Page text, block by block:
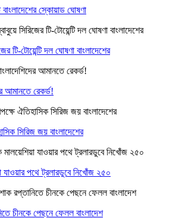
বাংলাদেশের স্কোয়াড ঘোষণা
টি-টোয়েন্টি দল ঘোষণা বাংলাদেশের
আমানতে রেকর্ড!
সিরিজ জয় বাংলাদেশের
যাওয়ার পথে ট্রলারডুবে নিখোঁজ ২৫০
চীনকে পেছনে ফেলল বাংলাদেশ